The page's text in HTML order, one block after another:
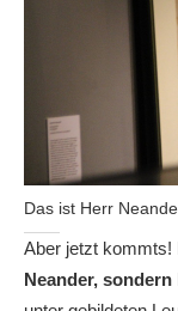
Das ist Herr
Aber jetzt kommts!
Neander, sondern